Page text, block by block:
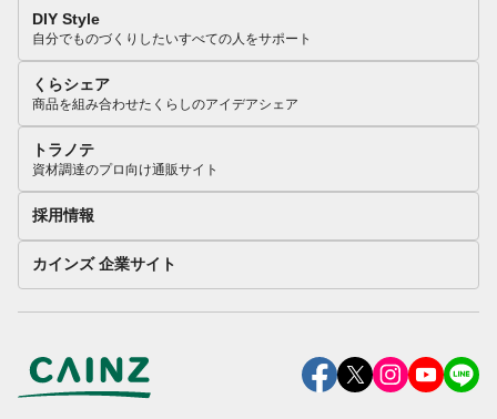
DIY Style
自分でものづくりしたいすべての人をサポート
くらシェア
商品を組み合わせたくらしのアイデアシェア
トラノテ
資材調達のプロ向け通販サイト
採用情報
カインズ 企業サイト